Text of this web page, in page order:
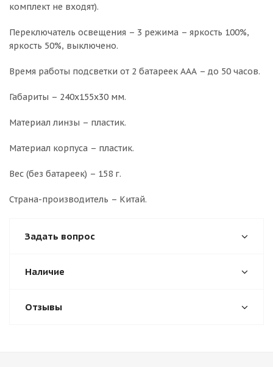
комплект не входят).
Переключатель освещения – 3 режима – яркость 100%,
яркость 50%, выключено.
Время работы подсветки от 2 батареек ААА – до 50 часов.
Габариты – 240х155х30 мм.
Материал линзы – пластик.
Материал корпуса – пластик.
Вес (без батареек) – 158 г.
Страна-производитель – Китай.
Задать вопрос
Наличие
Отзывы